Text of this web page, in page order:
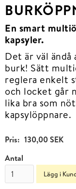
En smart
kapsyler.
Det är väl
burk! Sätt
reglera enkelt
och locket går
lika bra som
kapsylöppnare.
Pris: 130,00 SEK
Antal